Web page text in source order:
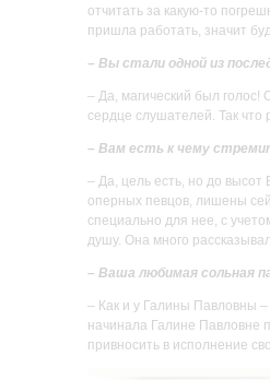
отчитать за какую-то
пришла работать, значит
– Вы стали одной из
– Да, магический был
сердце слушателей. Так что
– Вам есть к чему
– Да, цель есть, но до
оперных певцов, лишены
специально для нее, с
душу. Она много
– Ваша любимая сольная
– Как и у Галины Павловны
начинала Галине Павловне
привносить в исполнение